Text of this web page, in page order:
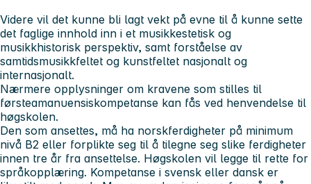
Videre vil det kunne bli lagt vekt på evne til å kunne sette
det faglige innhold inn i et musikkestetisk og
musikkhistorisk perspektiv, samt forståelse av
samtidsmusikkfeltet og kunstfeltet nasjonalt og
internasjonalt.
Nærmere opplysninger om kravene som stilles til
førsteamanuensiskompetanse kan fås ved henvendelse til
høgskolen.
Den som ansettes, må ha norskferdigheter på minimum
nivå B2 eller forplikte seg til å tilegne seg slike ferdigheter
innen tre år fra ansettelse. Høgskolen vil legge til rette for
språkopplæring. Kompetanse i svensk eller dansk er